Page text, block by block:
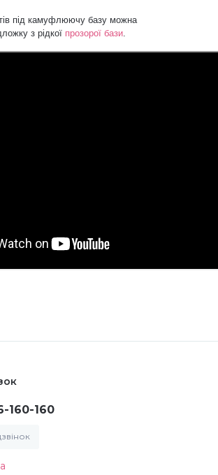
під камуфлюючу базу можна
з рідкої прозорої бази
160-160